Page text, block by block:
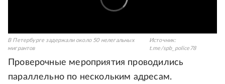
В Петербурге задержали около 50 нелегальных
мигрантов
Источник:
t.me/spb_police78
Проверочные мероприятия проводились
параллельно по нескольким адресам.